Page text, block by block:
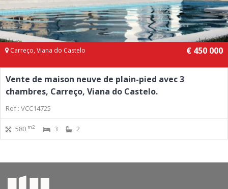
Carreço, Viana do Castelo € 450 000
Vente de maison neuve de plain-pied avec 3
chambres, Carreço, Viana do Castelo.
Ref.: VCC14725
580 m2 3 2